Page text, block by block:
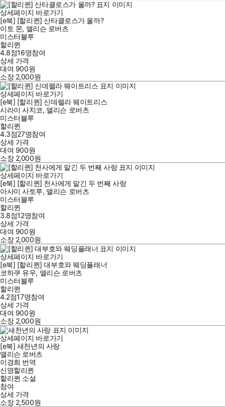
상세페이지 바로가기
[e북] [할리퀸] 산타클로스가 올까?
이토 몬, 앨리슨 로버츠
미스터블루
할리퀸
4.8점16명참여
상세 가격
대여 900원
소장 2,000원
상세페이지 바로가기
[e북] [할리퀸] 신데렐라 웨이트리스
시라이 사치코, 앨리슨 로버츠
미스터블루
할리퀸
4.3점27명참여
상세 가격
대여 900원
소장 2,000원
상세페이지 바로가기
[e북] [할리퀸] 천사에게 맡긴 두 번째 사랑
아사미 사토루, 앨리슨 로버츠
미스터블루
할리퀸
3.8점12명참여
상세 가격
대여 900원
소장 2,000원
상세페이지 바로가기
[e북] [할리퀸] 대부호와 웨딩플래너
코하쿠 유우, 앨리슨 로버츠
미스터블루
할리퀸
4.2점17명참여
상세 가격
대여 900원
소장 2,000원
상세페이지 바로가기
[e북] 새천년의 사랑
앨리슨 로버츠
이경희 번역
신영할리퀸
할리퀸 소설
참여
상세 가격
소장 2,500원